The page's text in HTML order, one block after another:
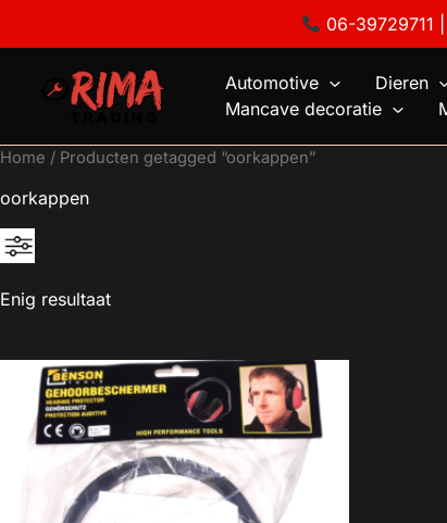
06-39729711 |
inhoud
Automotive Dieren
Mancave decoratie
Home / Producten getagged “oorkappen”
oorkappen
€4
Geen categorie
Enig resultaat